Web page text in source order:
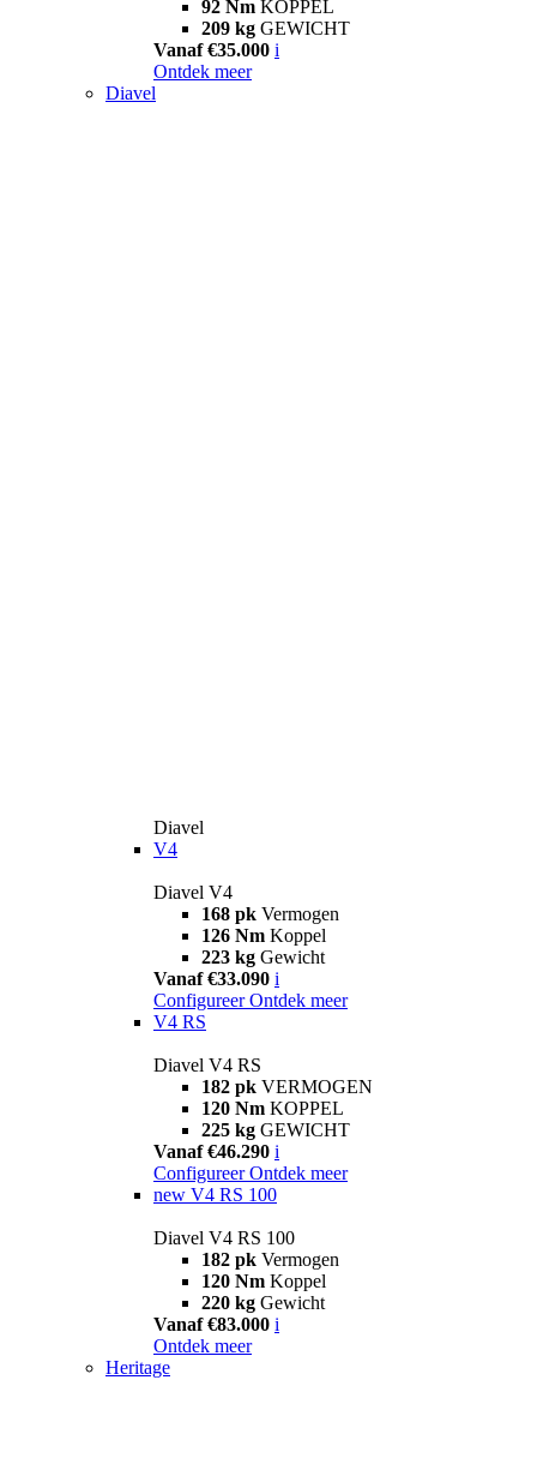
92 Nm KOPPEL
209 kg GEWICHT
Vanaf €35.000 i
Ontdek meer
Diavel
Diavel
V4
Diavel V4
168 pk Vermogen
126 Nm Koppel
223 kg Gewicht
Vanaf €33.090 i
Configureer Ontdek meer
V4 RS
Diavel V4 RS
182 pk VERMOGEN
120 Nm KOPPEL
225 kg GEWICHT
Vanaf €46.290 i
Configureer Ontdek meer
new V4 RS 100
Diavel V4 RS 100
182 pk Vermogen
120 Nm Koppel
220 kg Gewicht
Vanaf €83.000 i
Ontdek meer
Heritage